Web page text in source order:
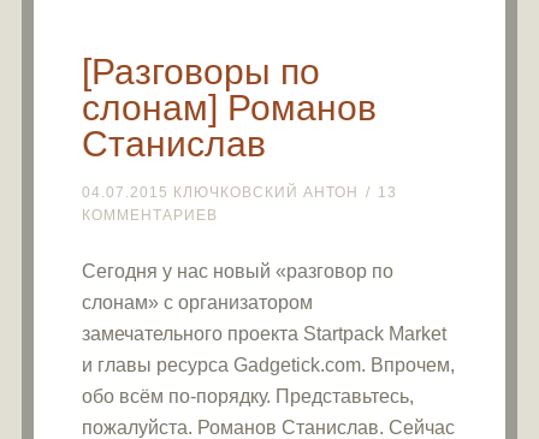
[Разговоры по
слонам] Романов
Станислав
04.07.2015 КЛЮЧКОВСКИЙ АНТОН
13
КОММЕНТАРИЕВ
Сегодня у нас новый «разговор по
слонам» с организатором
замечательного проекта Startpack Market
и главы ресурса Gadgetick.com. Впрочем,
обо всём по-порядку. Представьтесь,
пожалуйста. Романов Станислав. Сейчас